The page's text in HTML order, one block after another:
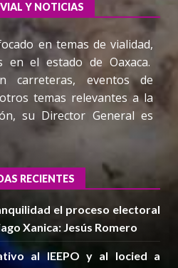
Y NOTICIAS
en temas de vialidad,
en el estado de Oaxaca.
carreteras, eventos de
temas relevantes a la
su Director General es
RECIENTES
el proceso electoral
Xanica: Jesús Romero
al IEEPO y al Iocied a